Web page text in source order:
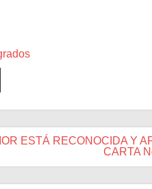
ESTÁ RECONOCIDA Y
CARTA